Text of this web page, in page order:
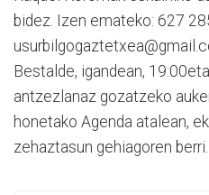
bidez. Izen emateko: 627
Bestalde, igandean,
antzezlanaz gozatzeko
honetako Agenda atalean,
zehaztasun gehiagoren berri.